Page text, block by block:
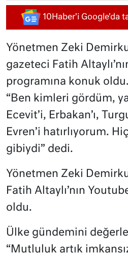
10Haber'i Google'da
Yönetmen Zeki
gazeteci Fatih
programına konuk
“Ben kimleri gördüm,
Ecevit’i, Erbakan’ı,
Evren’i hatırlıyorum.
gibiydi” dedi.
Yönetmen Zeki
Fatih Altaylı’nın
oldu.
Ülke gündemini
“Mutluluk artık